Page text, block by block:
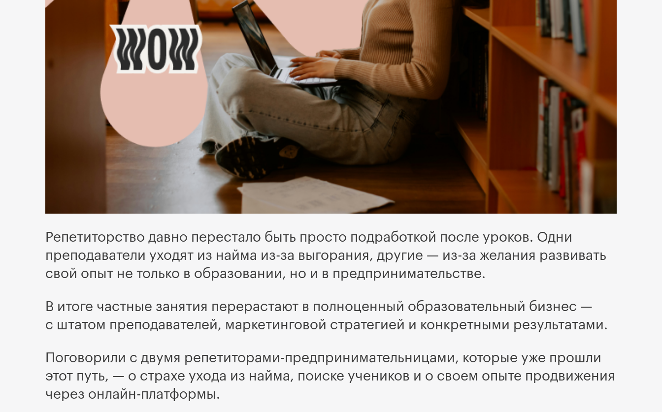
Репетиторство давно перестало быть просто подработкой после уроков. Одни
преподаватели уходят из найма из-за выгорания, другие — из-за желания развивать
свой опыт не только в образовании, но и в предпринимательстве.
В итоге частные занятия перерастают в полноценный образовательный бизнес —
с штатом преподавателей, маркетинговой стратегией и конкретными результатами.
Поговорили с двумя репетиторами-предпринимательницами, которые уже прошли
этот путь, — о страхе ухода из найма, поиске учеников и о своем опыте продвижения
через онлайн-платформы.